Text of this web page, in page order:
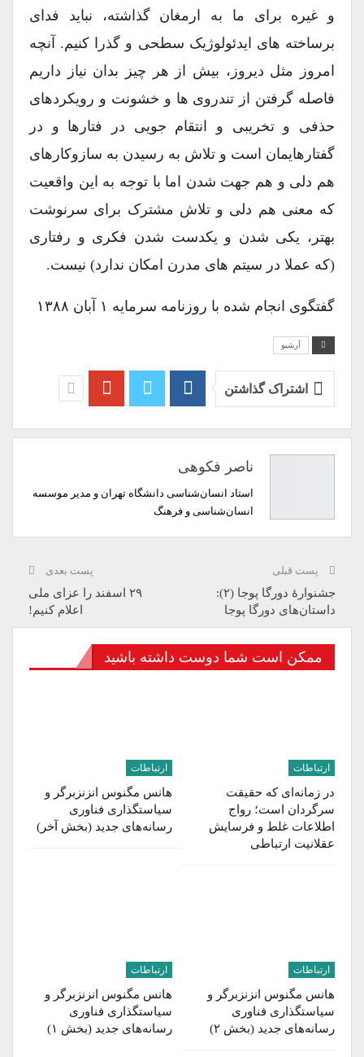
و غیره برای ما به ارمغان گذاشته، نباید فدای
برساخته های ایدئولوژیک سطحی و گذرا کنیم. آنچه
امروز مثل دیروز، بیش از هر چیز بدان نیاز داریم
فاصله گرفتن از تندروی ها و خشونت و رویکردهای
حذفی و تخریبی و انتقام جویی در فتارها و در
گفتارهایمان است و تلاش به رسیدن به سازوکارهای
هم دلی و هم جهت شدن اما با توجه به این واقعیت
که معنی هم دلی و تلاش مشترک برای سرنوشت
بهتر، یکی شدن و یکدست شدن فکری و رفتاری
(که عملا در سیتم های مدرن امکان ندارد) نیست.
گفتگوی انجام شده با روزنامه سرمایه ۱ آبان ۱۳۸۸
آرشیو
اشتراک گذاشتن
ناصر فکوهی
استاد انسان‌شناسی دانشگاه تهران و مدیر موسسه
انسان‌شناسی و فرهنگ
پست قبلی
جشنوارۀ دورگا پوجا (۲):
داستان‌های دورگا پوجا
پست بعدی
۲۹ اسفند را عزای ملی
اعلام کنیم!
ممکن است شما دوست داشته باشید
ارتباطات
در زمانه‌ای که حقیقت
سرگردان است؛ رواج
اطلاعات غلط و فرسایش
عقلانیت ارتباطی
ارتباطات
هانس مگنوس انزنزبرگر و
سیاستگذاری فناوری
رسانه‌های جدید (بخش آخر)
ارتباطات
هانس مگنوس انزنزبرگر و
سیاستگذاری فناوری
رسانه‌های جدید (بخش ۲)
ارتباطات
هانس مگنوس انزنزبرگر و
سیاستگذاری فناوری
رسانه‌های جدید (بخش ۱)